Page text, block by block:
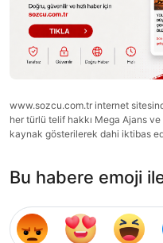
www.sozcu.com.tr internet
her türlü telif hakkı Mega Ajans
kaynak gösterilerek dahi iktibas
Bu habere emoji